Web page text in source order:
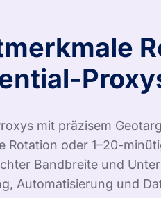
mit präzisem
Rotation oder 1–20-
Bandbreite und
Automatisierung und